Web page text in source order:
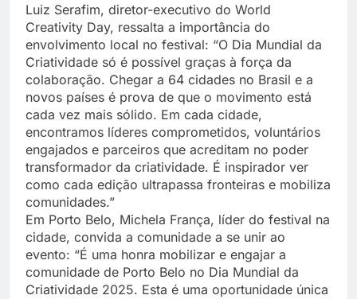
Luiz Serafim, diretor-executivo do World
Creativity Day, ressalta a importância do
envolvimento local no festival: “O Dia Mundial da
Criatividade só é possível graças à força da
colaboração. Chegar a 64 cidades no Brasil e a
novos países é prova de que o movimento está
cada vez mais sólido. Em cada cidade,
encontramos líderes comprometidos, voluntários
engajados e parceiros que acreditam no poder
transformador da criatividade. É inspirador ver
como cada edição ultrapassa fronteiras e mobiliza
comunidades.”
Em Porto Belo, Michela França, líder do festival na
cidade, convida a comunidade a se unir ao
evento: “É uma honra mobilizar e engajar a
comunidade de Porto Belo no Dia Mundial da
Criatividade 2025. Esta é uma oportunidade única